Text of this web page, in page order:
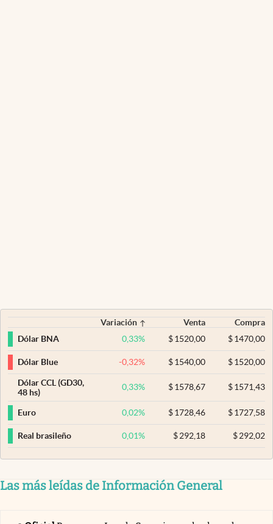
Variación Venta
Compra
Dólar BNA
0,33% $ 1520,00 $1470,00
Dólar Blue -0,32% $ 1540,00 $1520,00
Dólar CCL (GD30,
48 hs)
0,33% $ 1578,67 $1571,43
Euro 0,02% $ 1728,46 $1727,58
Real brasileño 0,01% $ 292,18 $292,02
Las más leídas de Información General